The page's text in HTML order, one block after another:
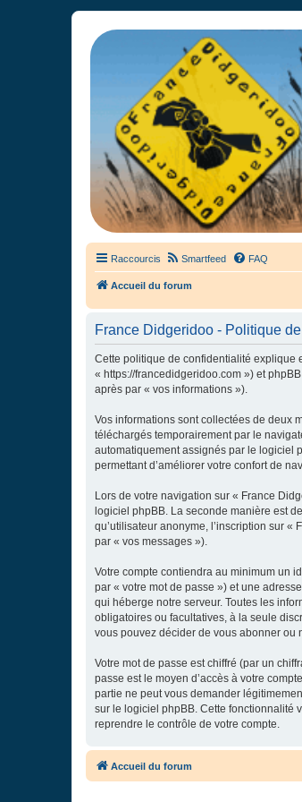
France Didgeridoo
Didgeridoo et Guimbarde sur France
Raccourcis Smartfeed FAQ
Accueil du forum
France Didgeridoo - Politique
Cette politique de confidentialité explique
« https://francedidgeridoo.com ») et
après par « vos informations »).
Vos informations sont collectées de deux
téléchargés temporairement par le
automatiquement assignés par le logiciel
permettant d’améliorer votre confort de
Lors de votre navigation sur « France
logiciel phpBB. La seconde manière est
qu’utilisateur anonyme, l’inscription sur
par « vos messages »).
Votre compte contiendra au minimum un
par « votre mot de passe ») et une
qui héberge notre serveur. Toutes les
obligatoires ou facultatives, à la seule
vous pouvez décider de vous abonner ou
Votre mot de passe est chiffré (par un
passe est le moyen d’accès à votre
partie ne peut vous demander
sur le logiciel phpBB. Cette fonctionnalité
reprendre le contrôle de votre compte.
Accueil du forum